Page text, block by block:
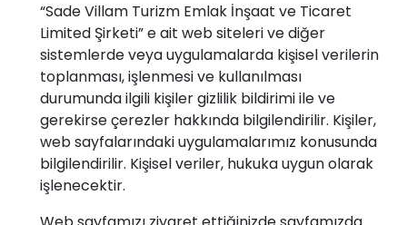
“Sade Villam Turizm Emlak İnşaat ve Ticaret
Limited Şirketi” e ait web siteleri ve diğer
sistemlerde veya uygulamalarda kişisel verilerin
toplanması, işlenmesi ve kullanılması
durumunda ilgili kişiler gizlilik bildirimi ile ve
gerekirse çerezler hakkında bilgilendirilir. Kişiler,
web sayfalarındaki uygulamalarımız konusunda
bilgilendirilir. Kişisel veriler, hukuka uygun olarak
işlenecektir.